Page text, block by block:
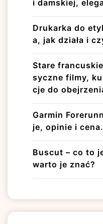
i damskiej,
Drukarka do
a, jak działa i
Stare
syczne filmy,
cje do
Garmin
je, opinie i
Buscut – co to
warto je znać?